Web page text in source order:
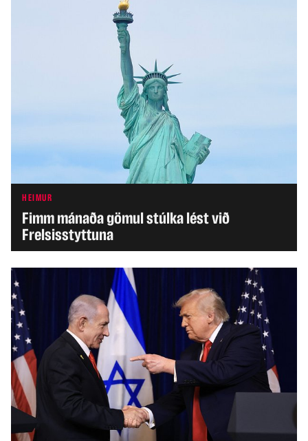
HEIMUR
Fimm mánaða gömul stúlka lést við
Frelsisstyttuna